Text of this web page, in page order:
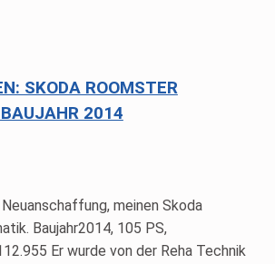
SKODA ROOMSTER
2014
meinen Skoda
Baujahr2014, 105 PS,
Er wurde von der Reha Technik